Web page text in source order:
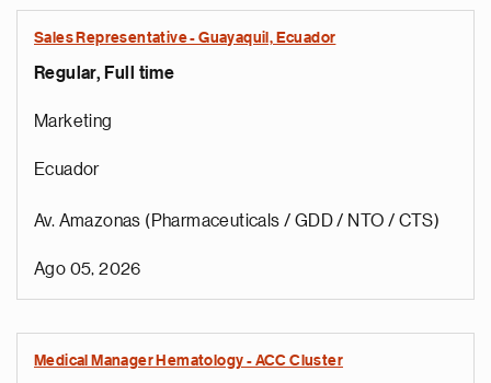
Sales Representative - Guayaquil, Ecuador
Regular, Full time
Marketing
Ecuador
Av. Amazonas (Pharmaceuticals / GDD / NTO / CTS)
Ago 05, 2026
Medical Manager Hematology - ACC Cluster